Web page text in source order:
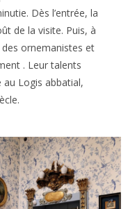
Dès l’entrée, la
de la visite. Puis, à
ornemanistes et
. Leur talents
Logis abbatial,